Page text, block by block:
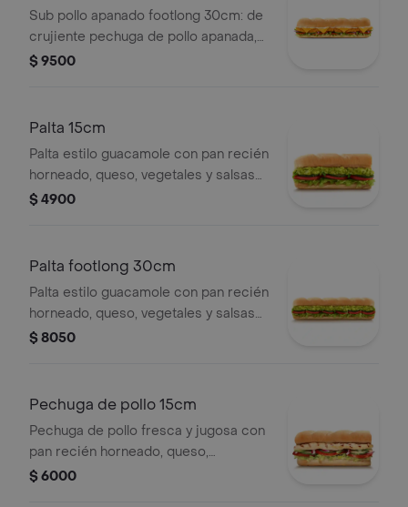
Sub pollo apanado footlong 30cm: de
crujiente pechuga de pollo apanada,
queso y vegetales en pan recién
$ 9500
Palta 15cm
Palta estilo guacamole con pan recién
horneado, queso, vegetales y salsas
frescas a tu elección.
$ 4900
Palta footlong 30cm
Palta estilo guacamole con pan recién
horneado, queso, vegetales y salsas
frescas a tu elección.
$ 8050
Pechuga de pollo 15cm
Pechuga de pollo fresca y jugosa con
pan recién horneado, queso,
vegetales y salsas frescas a tu
$ 6000